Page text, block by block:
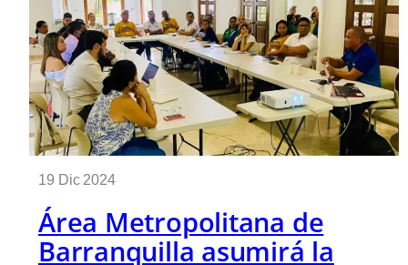
19 Dic 2024
Área Metropolitana de
Barranquilla asumirá la